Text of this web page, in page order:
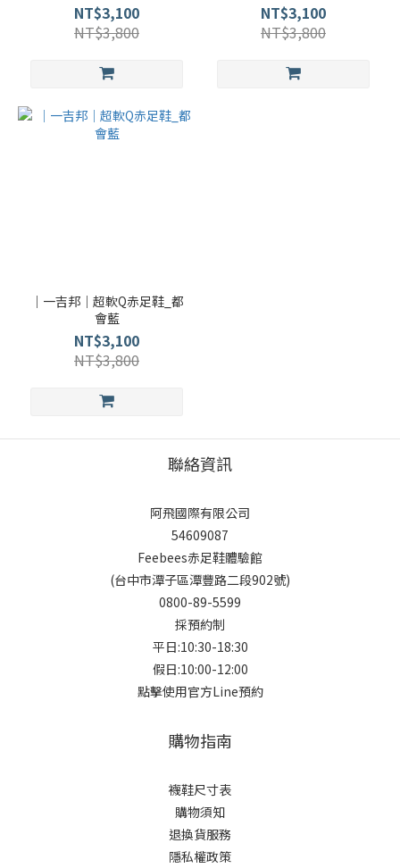
NT$3,100
NT$3,800
NT$3,100
NT$3,800
｜一吉邦｜超軟Q赤足鞋_都
會藍
NT$3,100
NT$3,800
聯絡資訊
阿飛國際有限公司
54609087
Feebees赤足鞋體驗館
(台中市潭子區潭豐路二段902號)
0800-89-5599
採預約制
平日:10:30-18:30
假日:10:00-12:00
點擊使用官方Line預約
購物指南
襪鞋尺寸表
購物須知
退換貨服務
隱私權政策